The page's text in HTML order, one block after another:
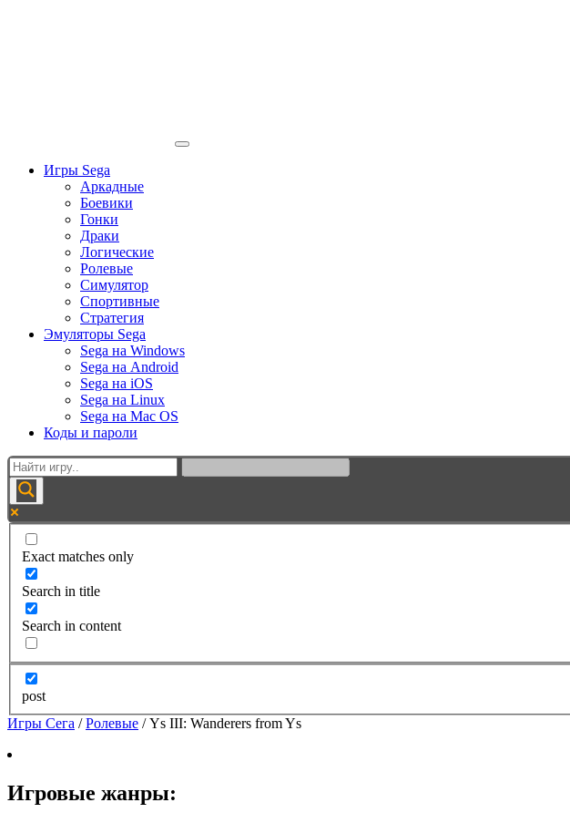
Игры Sega
Аркадные
Боевики
Гонки
Драки
Логические
Ролевые
Симулятор
Спортивные
Стратегия
Эмуляторы Sega
Sega на Windows
Sega на Android
Sega на iOS
Sega на Linux
Sega на Mac OS
Коды и пароли
Exact matches only
Search in title
Search in content
post
Игры Сега /Ролевые /Ys III: Wanderers from Ys
Игровые жанры: